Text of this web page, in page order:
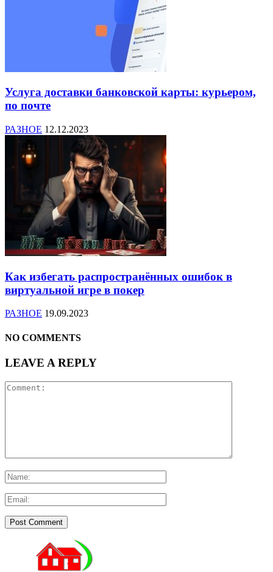
Услуга доставки банковской карты: курьером,
по почте
РАЗНОЕ 12.12.2023
Как избегать распространённых ошибок в
виртуальной игре в покер
РАЗНОЕ 19.09.2023
NO COMMENTS
LEAVE A REPLY